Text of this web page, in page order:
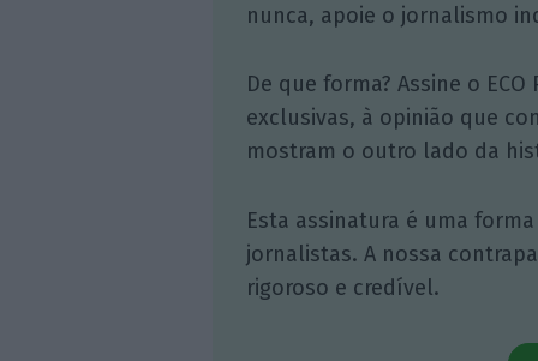
nunca, apoie o jornalismo
De que forma? Assine o
exclusivas, à opinião que
mostram o outro lado da
Esta assinatura é uma
jornalistas. A nossa
rigoroso e credível.